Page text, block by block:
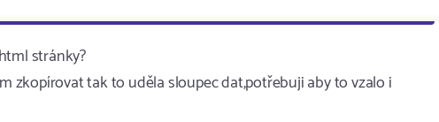
stránky?
zkopírovat tak to uděla sloupec dat,potřebuji aby to vzalo i